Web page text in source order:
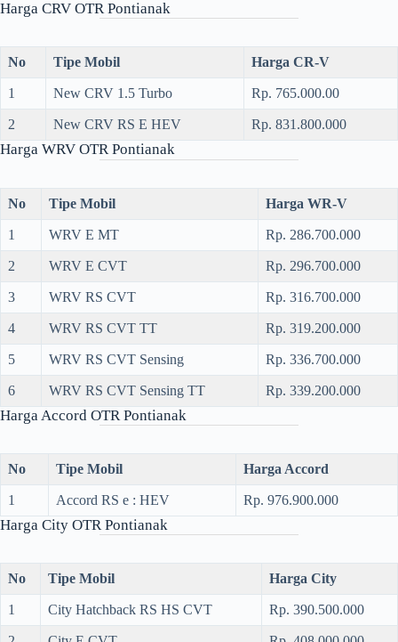
Harga CRV OTR Pontianak
No Tipe Mobil Harga CR-V
1 New CRV 1.5 Turbo Rp. 765.000.00
2 New CRV RS E HEV Rp. 831.800.000
Harga WRV OTR Pontianak
No Tipe Mobil Harga WR-V
1 WRV E MT Rp. 286.700.000
2 WRV E CVT Rp. 296.700.000
3 WRV RS CVT Rp. 316.700.000
4 WRV RS CVT TT Rp. 319.200.000
5 WRV RS CVT Sensing Rp. 336.700.000
6 WRV RS CVT Sensing TT Rp. 339.200.000
Harga Accord OTR Pontianak
No Tipe Mobil Harga Accord
1 Accord RS e : HEV Rp. 976.900.000
Harga City OTR Pontianak
No Tipe Mobil Harga City
1 City Hatchback RS HS CVT Rp. 390.500.000